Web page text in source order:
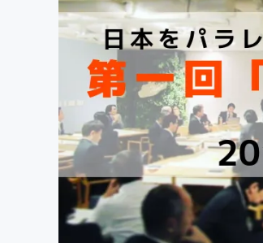
映像・映画
ビジネス・起業
まちづくり・地域